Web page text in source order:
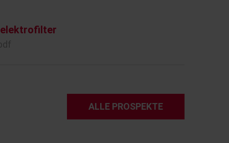
ALLE PROSPEKTE